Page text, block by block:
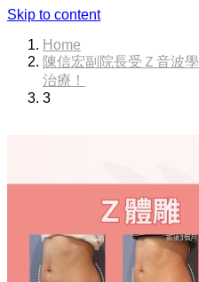
Skip to content
Home
陳信宏副院長受Ｚ音波
治療！
3